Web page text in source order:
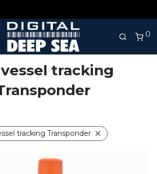
0
vessel tracking
tracking Transponder